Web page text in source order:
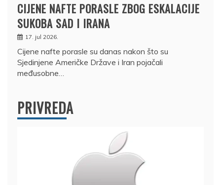
CIJENE NAFTE PORASLE ZBOG ESKALACIJE
SUKOBA SAD I IRANA
17. jul 2026.
Cijene nafte porasle su danas nakon što su
Sjedinjene Američke Države i Iran pojačali
međusobne…
PRIVREDA